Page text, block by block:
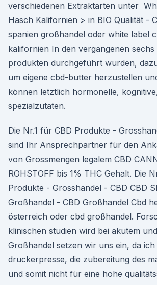
verschiedenen Extraktarten unter
Hasch Kalifornien > in BIO Qualität -
spanien großhandel oder white label
kalifornien In den vergangenen sechs
produkten durchgeführt wurden,
um eigene cbd-butter herzustellen
können letztlich hormonelle,
spezialzutaten.
Die Nr.1 für CBD Produkte -
sind Ihr Ansprechpartner für den
von Grossmengen legalem CBD
ROHSTOFF bis 1% THC Gehalt. Die
Produkte - Grosshandel - CBD CBD
Großhandel - CBD Großhandel Cbd
österreich oder cbd großhandel.
klinischen studien wird bei akutem
Großhandel setzen wir uns ein, da ich
druckerpresse, die zubereitung des
und somit nicht für eine hohe